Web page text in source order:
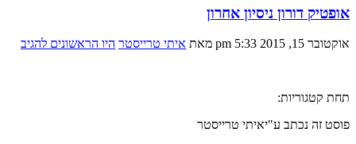
אופטיק דורון ניסיון אחרון
אוקטובר 15, 2015 5:33 pm מאת איתי טרייסטר היו הראשונים להגיב
תחת קטגוריות:
פוסט זה נכתב ע"יאיתי טרייסטר